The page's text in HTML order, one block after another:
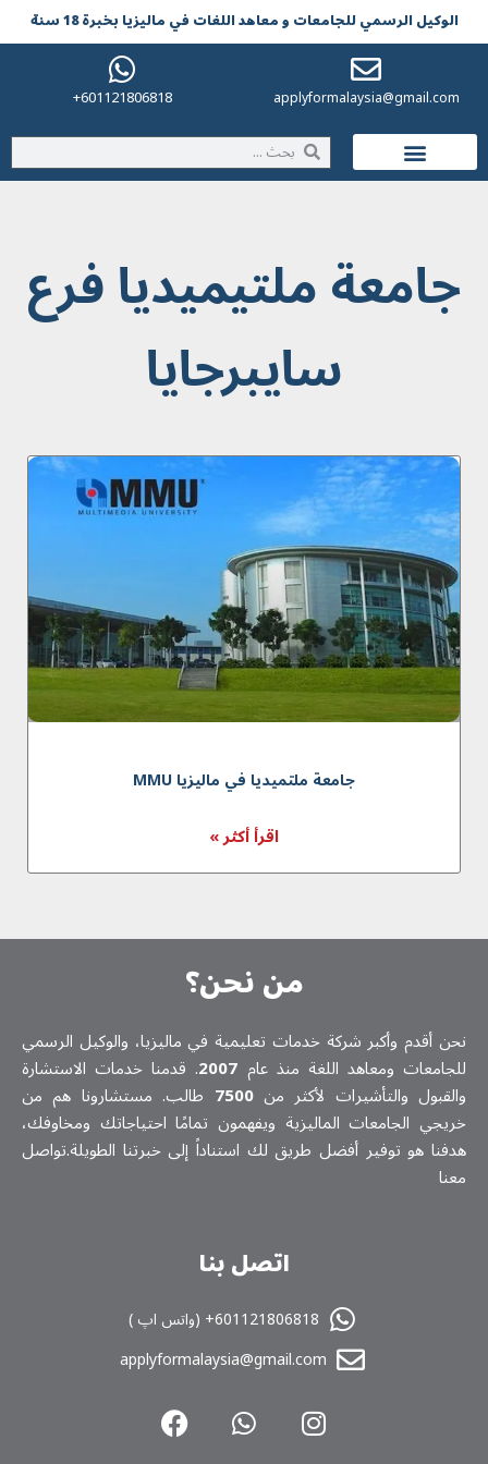
الوکیل الرسمي للجامعات و معاهد اللغات في مالیزیا بخبرة 18 سنة
applyformalaysia@gmail.com
601121806818+
جامعة ملتيميديا فرع
سايبرجايا
جامعة ملتميديا في ماليزيا MMU
اقرأ أكثر »
من نحن؟
نحن أقدم وأكبر شركة خدمات تعلیمیة في ماليزيا، والوكيل الرسمي
للجامعات ومعاهد اللغة منذ عام 2007. قدمنا خدمات الاستشارة
والقبول والتأشيرات لأكثر من7500 طالب. مستشارونا هم من
خريجي الجامعات الماليزية ويفهمون تمامًا احتياجاتك ومخاوفك،
هدفنا هو توفير أفضل طريق لك استناداً إلى خبرتنا الطويلة.تواصل
معنا
اتصل بنا
601121806818+ (واتس اپ )
applyformalaysia@gmail.com